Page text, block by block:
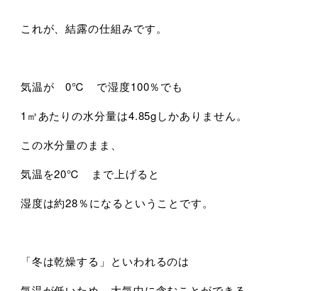
これが、結露の仕組みです。
気温が 0℃ で湿度100％でも
1㎥あたりの水分量は4.85gしかありません。
この水分量のまま、
気温を20℃ まで上げると
湿度は約28％になるということです。
「冬は乾燥する」といわれるのは